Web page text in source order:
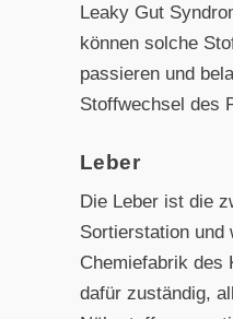
Leaky Gut
können solche
passieren und
Stoffwechsel des
Leber
Die Leber ist die
Sortierstation und
Chemiefabrik des
dafür zuständig,